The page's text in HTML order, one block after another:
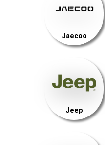
Jaecoo
Jeep